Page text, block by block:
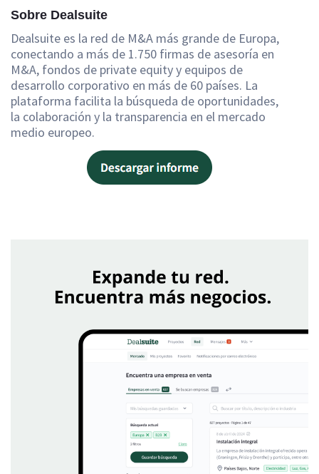
Sobre Dealsuite
Dealsuite es la red de M&A más grande de Europa,
conectando a más de 1.750 firmas de asesoría en
M&A, fondos de private equity y equipos de
desarrollo corporativo en más de 60 países. La
plataforma facilita la búsqueda de oportunidades,
la colaboración y la transparencia en el mercado
medio europeo.